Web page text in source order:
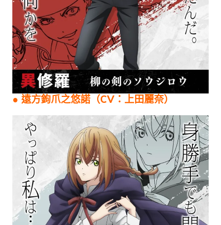
● 遠方鉤爪之悠諾（CV：上田麗奈）